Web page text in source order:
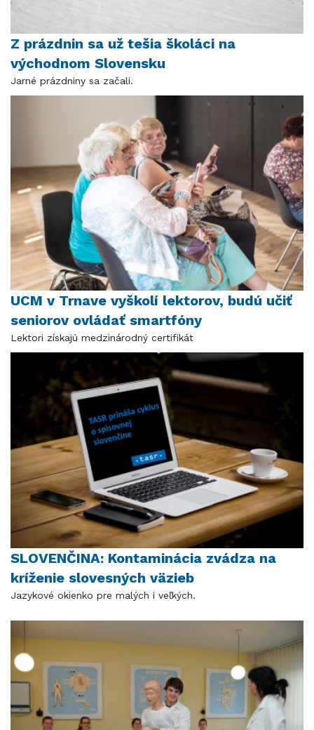
Z prázdnin sa už tešia školáci na
východnom Slovensku
Jarné prázdniny sa začali.
UCM v Trnave vyškolí lektorov, budú učiť
seniorov ovládať smartfóny
Lektori získajú medzinárodný certifikát
SLOVENČINA: Kontaminácia zvádza na
kríženie slovesných väzieb
Jazykové okienko pre malých i veľkých.